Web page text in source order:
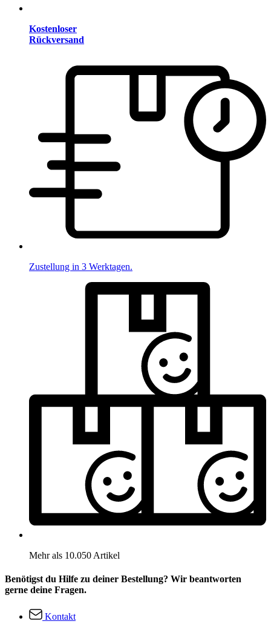
Kostenloser
Rückversand
Zustellung in 3 Werktagen.
Mehr als 10.050 Artikel
Benötigst du Hilfe zu deiner Bestellung? Wir beantworten
gerne deine Fragen.
Kontakt